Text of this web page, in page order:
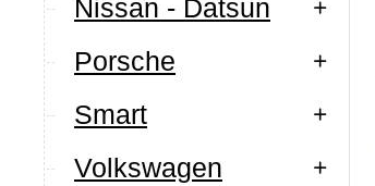
Nissan - Datsun
Porsche
Smart
Volkswagen